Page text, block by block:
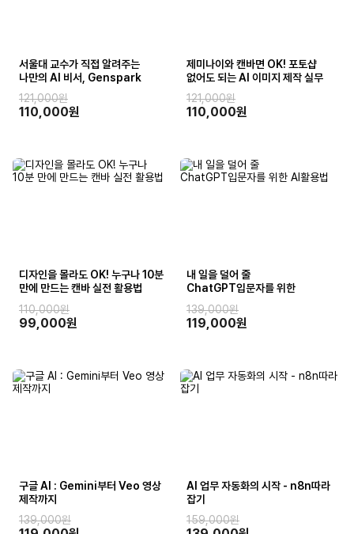
서울대 교수가 직접 알려주는
나만의 AI 비서, Genspark
활용백서
121,000원
110,000원
제미나이와 캔바면 OK! 포토샵
없어도 되는 AI 이미지 제작 실무
121,000원
110,000원
디자인을 몰라도 OK! 누구나 10분
만에 만드는 캔바 실전 활용법
110,000원
99,000원
내 일을 덜어 줄
ChatGPT입문자를 위한
AI활용법
139,000원
119,000원
구글 AI : Gemini부터 Veo 영상
제작까지
139,000원
AI 업무 자동화의 시작 - n8n따라
잡기
159,000원